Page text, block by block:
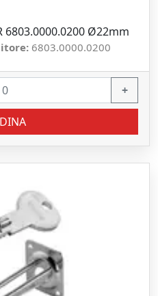
6803.0000.0200 Ø22mm
6803.0000.0200
+